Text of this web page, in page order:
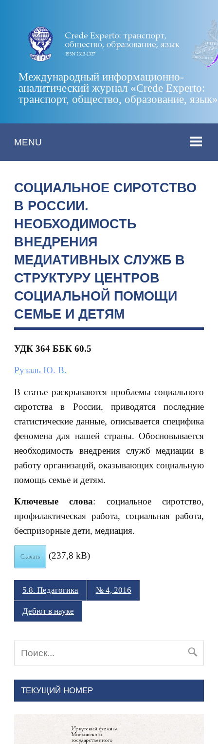
Международный информационно-
аналитический журнал «Crede Experto:
транспорт, общество, образование, язык»
MENU
СОЦИАЛЬНОЕ СИРОТСТВО
В РОССИИ.
НЕОБХОДИМОСТЬ
ВНЕДРЕНИЯ
МЕДИАТИВНЫХ СЛУЖБ В
СТРУКТУРУ ЦЕНТРОВ
СОЦИАЛЬНОЙ ПОМОЩИ
СЕМЬЕ И ДЕТЯМ
УДК 364 ББК 60.5
Рузаль Ю. В.
В статье раскрываются проблемы социального
сиротства в России, приводятся последние
статистические данные, описывается специфика
феномена для нашей страны. Обосновывается
необходимость внедрения служб медиации в
работу организаций, оказывающих социальную
помощь семье и детям.
Ключевые слова: социальное сиротство,
профилактическая работа, социальная работа,
беспризорные дети, медиация.
Скачать (237,8 kB)
5.8. Педагогика № 4, 2016
Дебют в науке
ТЕКУЩИЙ НОМЕР